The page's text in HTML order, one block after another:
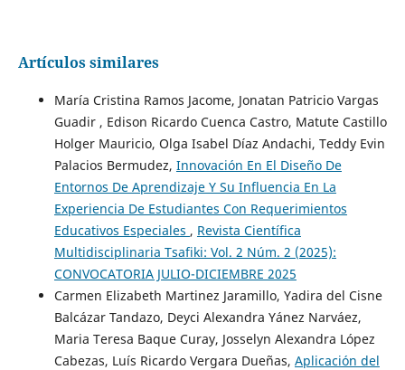
Artículos similares
María Cristina Ramos Jacome, Jonatan Patricio Vargas
Guadir , Edison Ricardo Cuenca Castro, Matute Castillo
Holger Mauricio, Olga Isabel Díaz Andachi, Teddy Evin
Palacios Bermudez, Innovación En El Diseño De
Entornos De Aprendizaje Y Su Influencia En La
Experiencia De Estudiantes Con Requerimientos
Educativos Especiales , Revista Científica
Multidisciplinaria Tsafiki: Vol. 2 Núm. 2 (2025):
CONVOCATORIA JULIO-DICIEMBRE 2025
Carmen Elizabeth Martinez Jaramillo, Yadira del Cisne
Balcázar Tandazo, Deyci Alexandra Yánez Narváez,
Maria Teresa Baque Curay, Josselyn Alexandra López
Cabezas, Luís Ricardo Vergara Dueñas, Aplicación del